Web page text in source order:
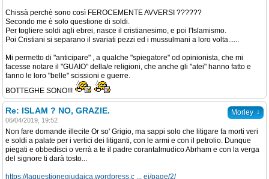
Chissà perchè sono così FEROCEMENTE AVVERSI ??????
Secondo me è solo questione di soldi.
Per togliere soldi agli ebrei, nasce il cristianesimo, e poi l'Islamismo.
Poi Cristiani si separano il svariati pezzi ed i mussulmani a loro volta......
Mi permetto di "anticipare" , a qualche "spiegatore" od opinionista, che mi
facesse notare il "GUAIO" della/e religioni, che anche gli "atei" hanno fatto e
fanno le loro "belle" scissioni e guerre.
BOTTEGHE SONO!!!
Morley ↓
Re: ISLAM ? NO, GRAZIE.
06/04/2019, 19:52
Non fare domande illecite Or so' Grigio, ma sappi solo che litigare fa morti veri
e soldi a palate per i vertici dei litiganti, con le armi e con il petrolio. Dunque
piegati e obbedisci o verrà a te il padre corantalmudico Abrham e con la verga
del signore ti darà tosto...
https://laquestionegiudaica.wordpress.c ... ei/page/2/